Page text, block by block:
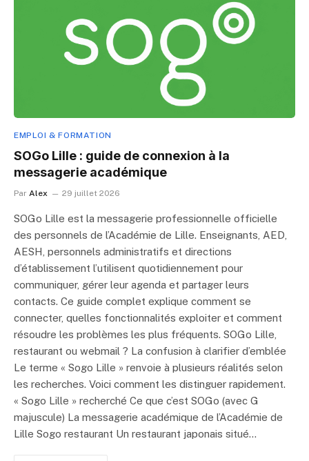
EMPLOI & FORMATION
SOGo Lille : guide de connexion à la
messagerie académique
Par Alex 29 juillet 2026
SOGo Lille est la messagerie professionnelle officielle
des personnels de l’Académie de Lille. Enseignants, AED,
AESH, personnels administratifs et directions
d’établissement l’utilisent quotidiennement pour
communiquer, gérer leur agenda et partager leurs
contacts. Ce guide complet explique comment se
connecter, quelles fonctionnalités exploiter et comment
résoudre les problèmes les plus fréquents. SOGo Lille,
restaurant ou webmail ? La confusion à clarifier d’emblée
Le terme « Sogo Lille » renvoie à plusieurs réalités selon
les recherches. Voici comment les distinguer rapidement.
« Sogo Lille » recherché Ce que c’est SOGo (avec G
majuscule) La messagerie académique de l’Académie de
Lille Sogo restaurant Un restaurant japonais situé…